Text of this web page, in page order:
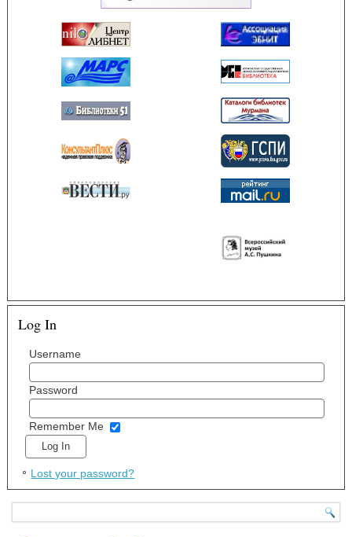
Log In
Username
Password
Remember Me
Lost your password?